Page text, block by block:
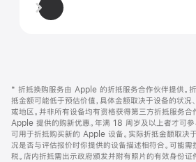
页
页
脚
注
* 折抵换购服务由 Apple 的折抵服务合作伙伴提供。
抵金额可能低于预估价值，具体金额取决于设备的状况
或地区。并非所有设备均有资格获得第三方折抵服务
Apple 提供的购新优惠。年满 18 周岁及以上者才可参
可用于折抵购买新的 Apple 设备。实际折抵金额取决
况是否与评估报价时你提供的设备描述相符合。可能
税。店内折抵需出示政府颁发并附有照片的有效身份